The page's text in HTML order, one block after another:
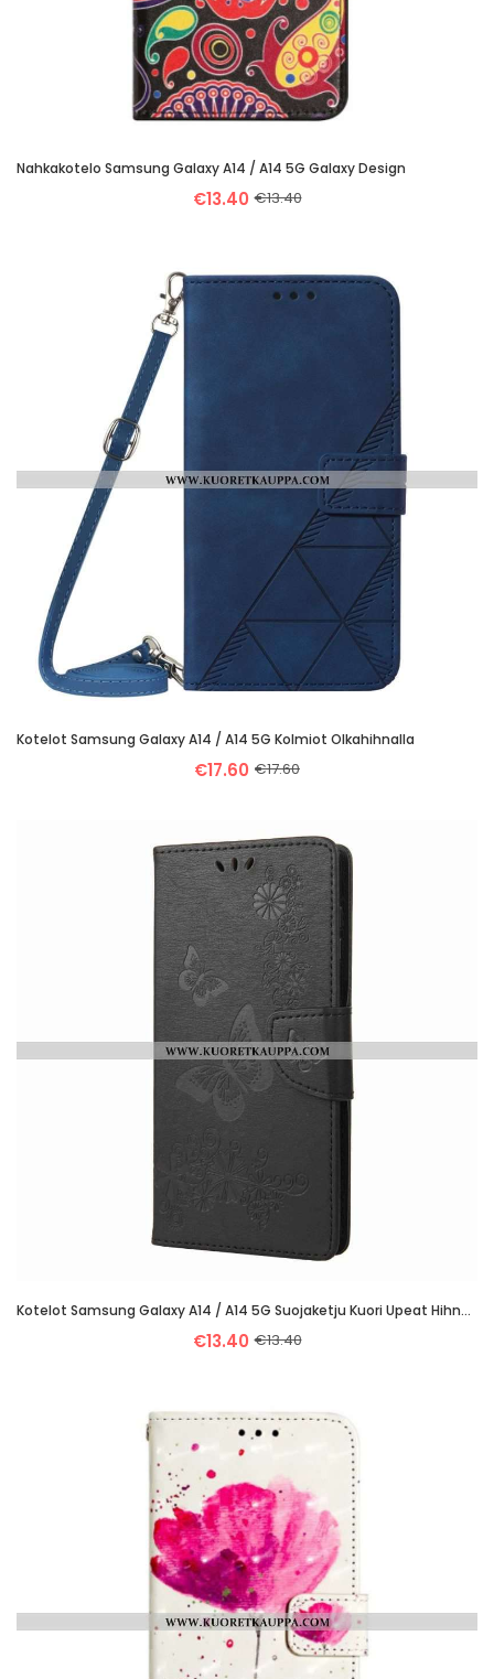
Nahkakotelo Samsung Galaxy A14 / A14 5G Galaxy Design
€13.40 €13.40
Kotelot Samsung Galaxy A14 / A14 5G Kolmiot Olkahihnalla
€17.60 €17.60
Kotelot Samsung Galaxy A14 / A14 5G Suojaketju Kuori Upeat Hihnaperhoset
€13.40 €13.40